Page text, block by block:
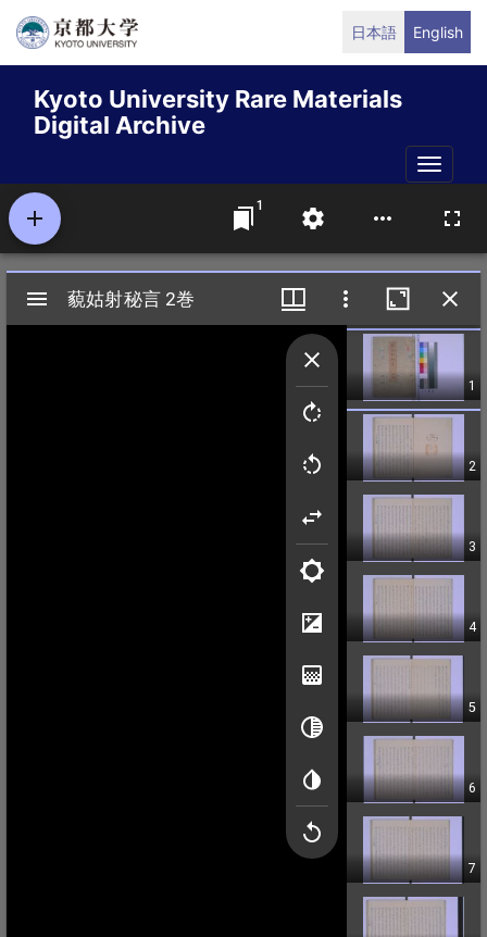
Skip
content
日本語 English
Kyoto University Rare Materials
Digital Archive
Toggle